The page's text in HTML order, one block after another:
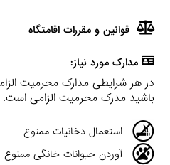
قوانین و مقررات اقامتگاه
مدارک مورد نیاز:
در هر شرایطی مدارک محرمیت
باشید مدرک محرمیت الزامی است.
استعمال دخانیات ممنوع
آوردن حیوانات خانگی ممنوع